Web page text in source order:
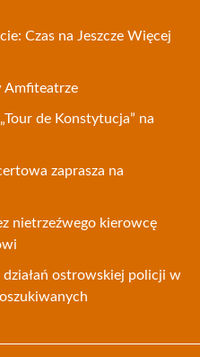
Czas na Jeszcze Więcej
Amfiteatrze
de Konstytucja” na
zaprasza na
nietrzeźwego kierowcę
ostrowskiej policji w